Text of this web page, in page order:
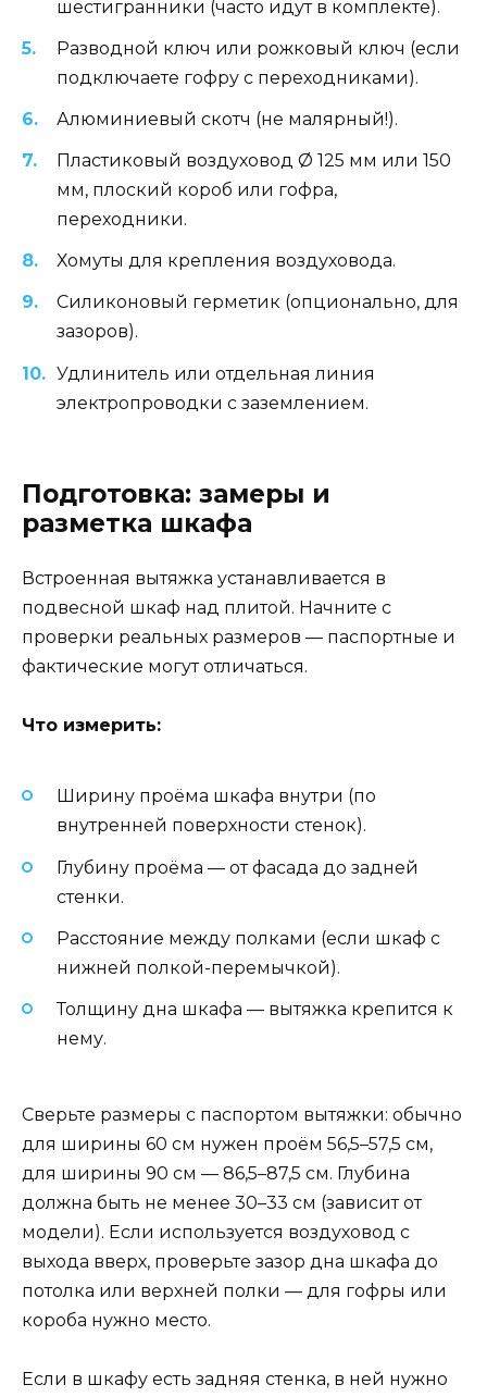
шестигранники (часто идут в комплекте).
Разводной ключ или рожковый ключ (если
подключаете гофру с переходниками).
Алюминиевый скотч (не малярный!).
Пластиковый воздуховод Ø 125 мм или 150
мм, плоский короб или гофра,
переходники.
Хомуты для крепления воздуховода.
Силиконовый герметик (опционально, для
зазоров).
Удлинитель или отдельная линия
электропроводки с заземлением.
Подготовка: замеры и
разметка шкафа
Встроенная вытяжка устанавливается в
подвесной шкаф над плитой. Начните с
проверки реальных размеров — паспортные и
фактические могут отличаться.
Что измерить:
Ширину проёма шкафа внутри (по
внутренней поверхности стенок).
Глубину проёма — от фасада до задней
стенки.
Расстояние между полками (если шкаф с
нижней полкой-перемычкой).
Толщину дна шкафа — вытяжка крепится к
нему.
Сверьте размеры с паспортом вытяжки: обычно
для ширины 60 см нужен проём 56,5–57,5 см,
для ширины 90 см — 86,5–87,5 см. Глубина
должна быть не менее 30–33 см (зависит от
модели). Если используется воздуховод с
выхода вверх, проверьте зазор дна шкафа до
потолка или верхней полки — для гофры или
короба нужно место.
Если в шкафу есть задняя стенка, в ней нужно